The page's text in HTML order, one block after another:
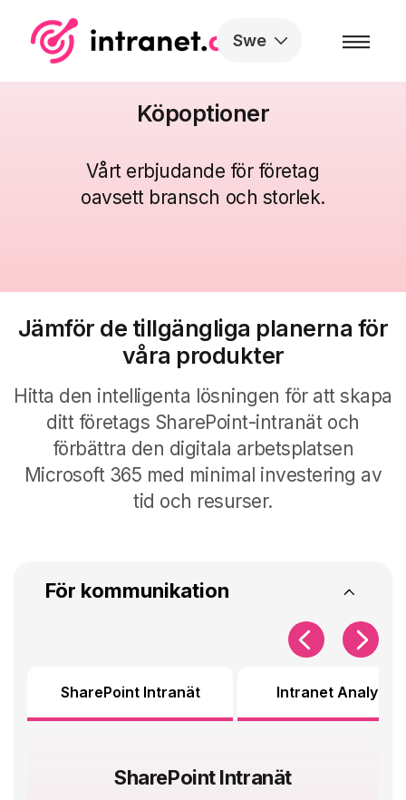
Swe
Köpoptioner
Vårt erbjudande för företag
oavsett bransch och storlek.
Jämför de tillgängliga planerna för
våra produkter
Hitta den intelligenta lösningen för att skapa
ditt företags SharePoint-intranät och
förbättra den digitala arbetsplatsen
Microsoft 365 med minimal investering av
tid och resurser.
För kommunikation
SharePoint Intranät Intranet Analytics
SharePoint Intranät